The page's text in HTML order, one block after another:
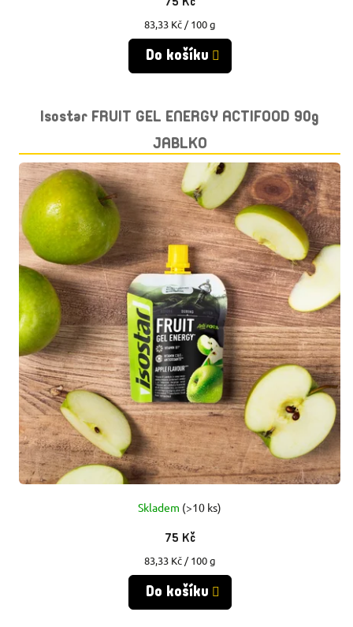
Měrná
cena:
83,33 Kč / 100 g
Do košíku
Isostar FRUIT GEL ENERGY ACTIFOOD 90g
JABLKO
Skladem (>10 ks)
75 Kč
Měrná
cena:
83,33 Kč / 100 g
Do košíku